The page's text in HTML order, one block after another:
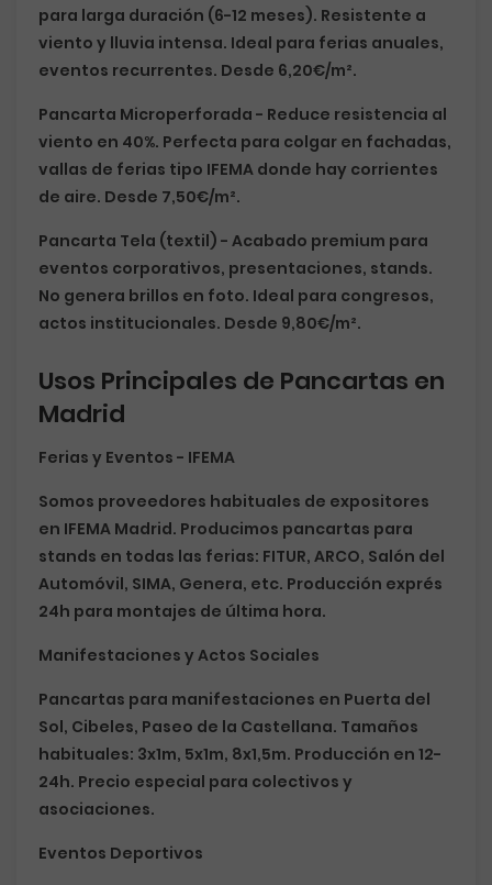
para larga duración (6-12 meses). Resistente a
viento y lluvia intensa. Ideal para ferias anuales,
eventos recurrentes. Desde 6,20€/m².
Pancarta Microperforada - Reduce resistencia al
viento en 40%. Perfecta para colgar en fachadas,
vallas de ferias tipo IFEMA donde hay corrientes
de aire. Desde 7,50€/m².
Pancarta Tela (textil) - Acabado premium para
eventos corporativos, presentaciones, stands.
No genera brillos en foto. Ideal para congresos,
actos institucionales. Desde 9,80€/m².
Usos Principales de Pancartas en
Madrid
Ferias y Eventos - IFEMA
Somos proveedores habituales de expositores
en IFEMA Madrid. Producimos pancartas para
stands en todas las ferias: FITUR, ARCO, Salón del
Automóvil, SIMA, Genera, etc. Producción exprés
24h para montajes de última hora.
Manifestaciones y Actos Sociales
Pancartas para manifestaciones en Puerta del
Sol, Cibeles, Paseo de la Castellana. Tamaños
habituales: 3x1m, 5x1m, 8x1,5m. Producción en 12-
24h. Precio especial para colectivos y
asociaciones.
Eventos Deportivos